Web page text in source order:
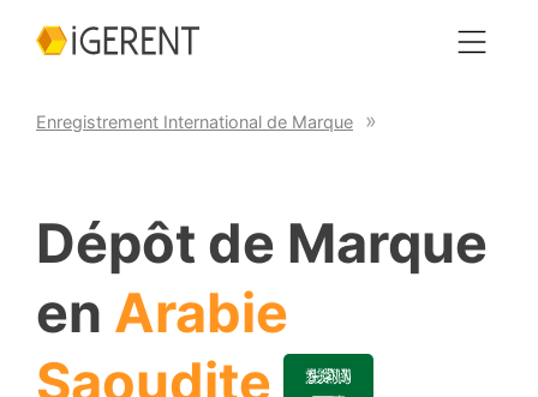
Enregistrement International de Marque
Dépôt de Marque
en Arabie
Saoudite